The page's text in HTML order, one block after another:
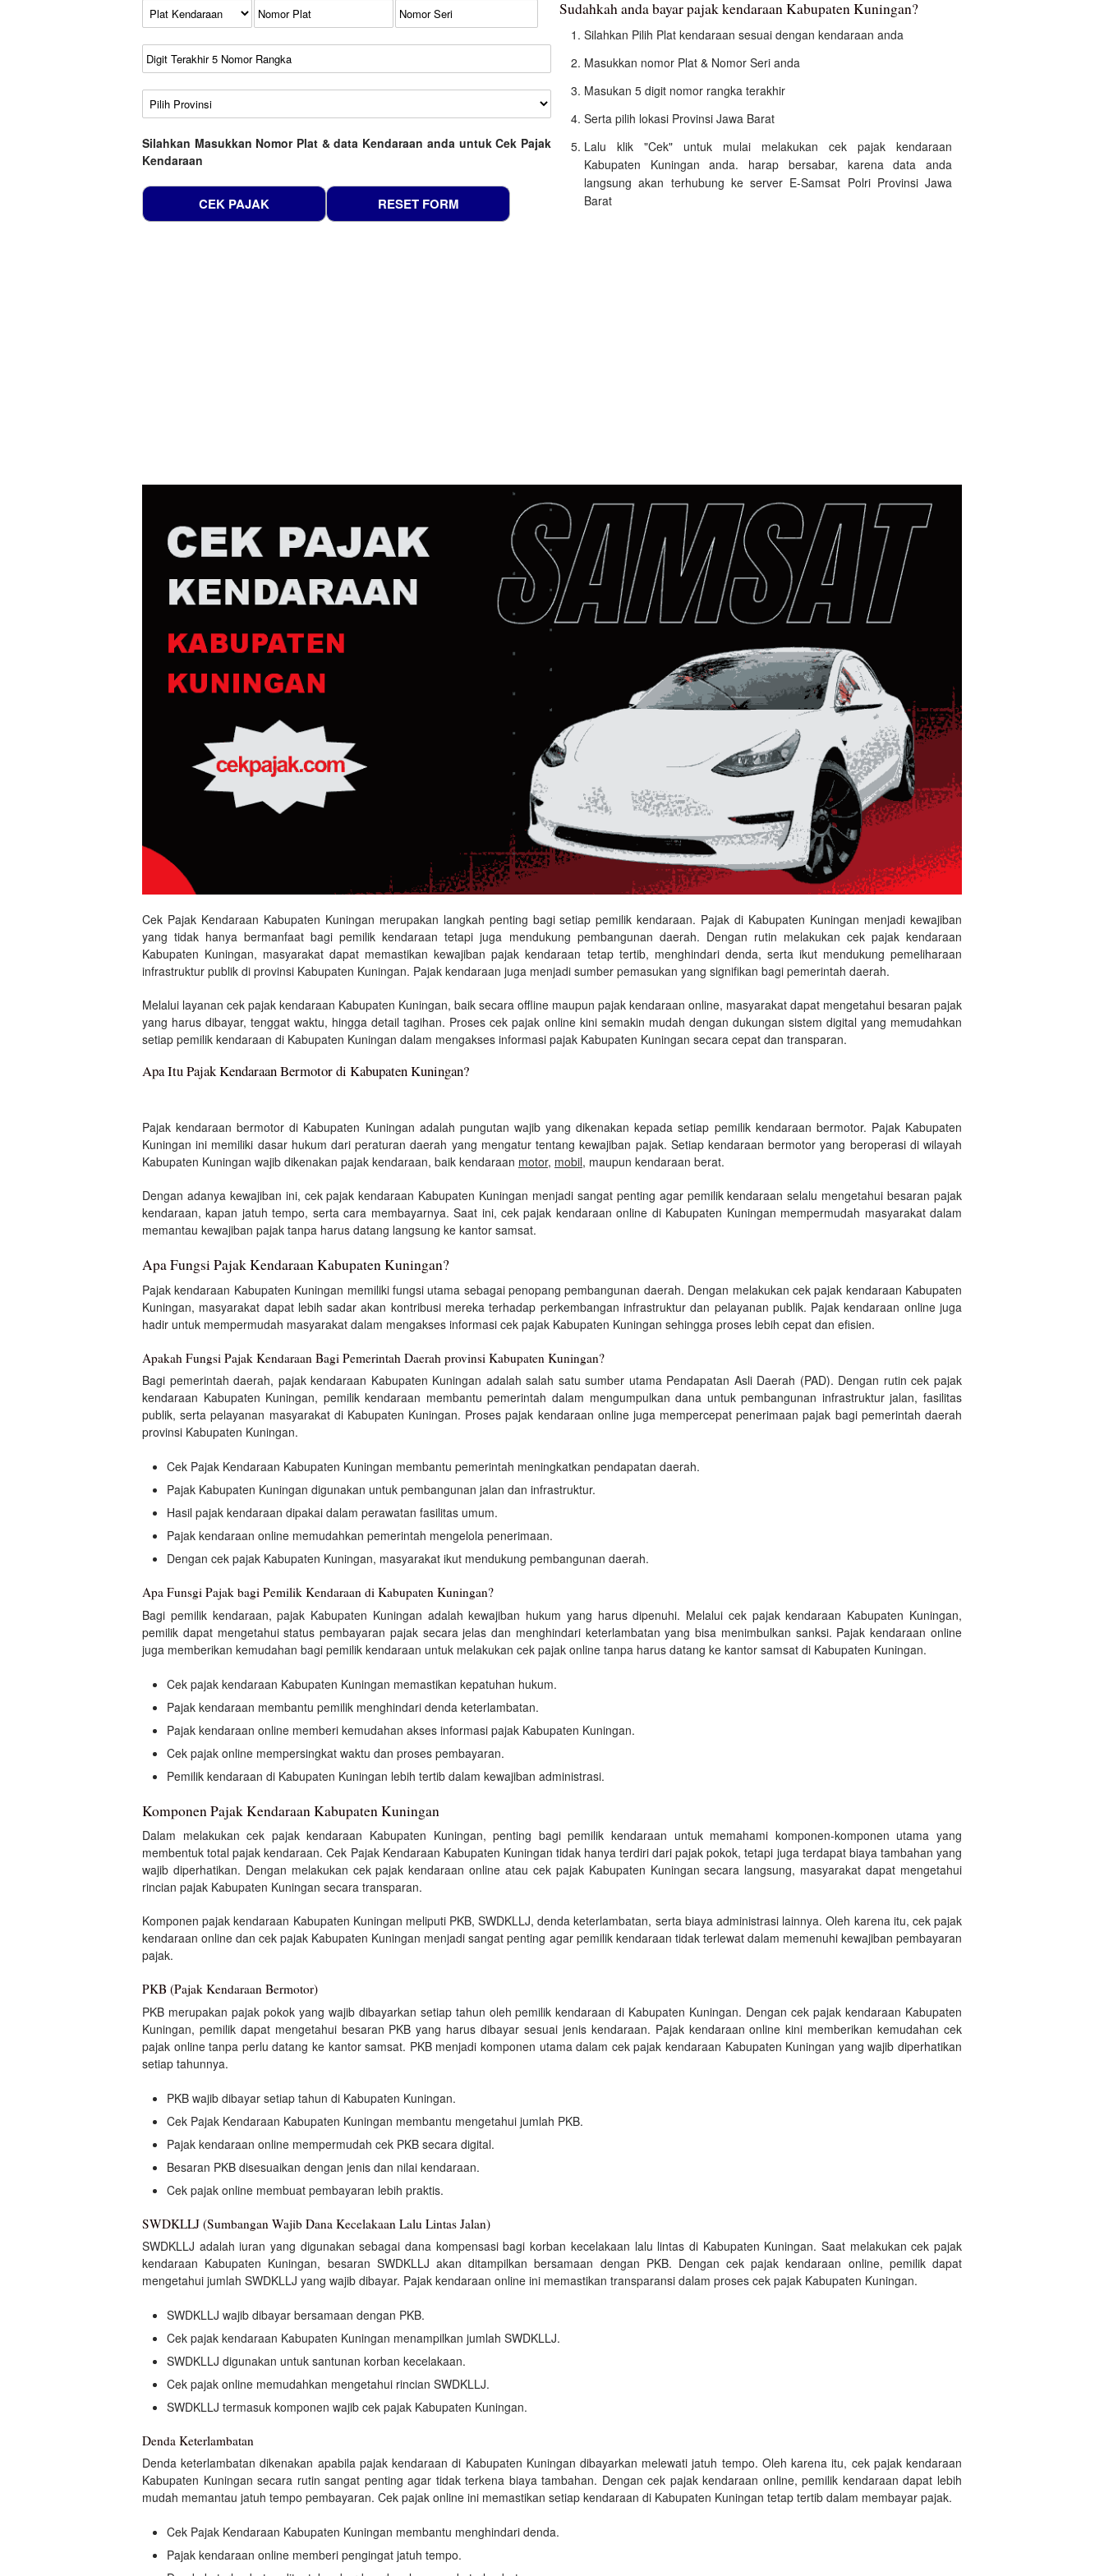
Kode Plat Kendaraan
No Plat
No Seri
No Rangka
Wilayah
Silahkan Masukkan Nomor Plat & data Kendaraan anda untuk Cek Pajak
Kendaraan
Sudahkah anda bayar pajak kendaraan Kabupaten Kuningan?
Silahkan Pilih Plat kendaraan sesuai dengan kendaraan anda
Masukkan nomor Plat & Nomor Seri anda
Masukan 5 digit nomor rangka terakhir
Serta pilih lokasi Provinsi Jawa Barat
Lalu klik "Cek" untuk mulai melakukan cek pajak kendaraan
Kabupaten Kuningan anda. harap bersabar, karena data anda
langsung akan terhubung ke server E-Samsat Polri Provinsi Jawa
Barat
Cek Pajak Kendaraan Kabupaten Kuningan merupakan langkah penting bagi setiap pemilik kendaraan. Pajak di Kabupaten Kuningan menjadi kewajiban
yang tidak hanya bermanfaat bagi pemilik kendaraan tetapi juga mendukung pembangunan daerah. Dengan rutin melakukan cek pajak kendaraan
Kabupaten Kuningan, masyarakat dapat memastikan kewajiban pajak kendaraan tetap tertib, menghindari denda, serta ikut mendukung pemeliharaan
infrastruktur publik di provinsi Kabupaten Kuningan. Pajak kendaraan juga menjadi sumber pemasukan yang signifikan bagi pemerintah daerah.
Melalui layanan cek pajak kendaraan Kabupaten Kuningan, baik secara offline maupun pajak kendaraan online, masyarakat dapat mengetahui besaran pajak
yang harus dibayar, tenggat waktu, hingga detail tagihan. Proses cek pajak online kini semakin mudah dengan dukungan sistem digital yang memudahkan
setiap pemilik kendaraan di Kabupaten Kuningan dalam mengakses informasi pajak Kabupaten Kuningan secara cepat dan transparan.
Apa Itu Pajak Kendaraan Bermotor di Kabupaten Kuningan?
Pajak kendaraan bermotor di Kabupaten Kuningan adalah pungutan wajib yang dikenakan kepada setiap pemilik kendaraan bermotor. Pajak Kabupaten
Kuningan ini memiliki dasar hukum dari peraturan daerah yang mengatur tentang kewajiban pajak. Setiap kendaraan bermotor yang beroperasi di wilayah
Kabupaten Kuningan wajib dikenakan pajak kendaraan, baik kendaraan motor, mobil, maupun kendaraan berat.
Dengan adanya kewajiban ini, cek pajak kendaraan Kabupaten Kuningan menjadi sangat penting agar pemilik kendaraan selalu mengetahui besaran pajak
kendaraan, kapan jatuh tempo, serta cara membayarnya. Saat ini, cek pajak kendaraan online di Kabupaten Kuningan mempermudah masyarakat dalam
memantau kewajiban pajak tanpa harus datang langsung ke kantor samsat.
Apa Fungsi Pajak Kendaraan Kabupaten Kuningan?
Pajak kendaraan Kabupaten Kuningan memiliki fungsi utama sebagai penopang pembangunan daerah. Dengan melakukan cek pajak kendaraan Kabupaten
Kuningan, masyarakat dapat lebih sadar akan kontribusi mereka terhadap perkembangan infrastruktur dan pelayanan publik. Pajak kendaraan online juga
hadir untuk mempermudah masyarakat dalam mengakses informasi cek pajak Kabupaten Kuningan sehingga proses lebih cepat dan efisien.
Apakah Fungsi Pajak Kendaraan Bagi Pemerintah Daerah provinsi Kabupaten Kuningan?
Bagi pemerintah daerah, pajak kendaraan Kabupaten Kuningan adalah salah satu sumber utama Pendapatan Asli Daerah (PAD). Dengan rutin cek pajak
kendaraan Kabupaten Kuningan, pemilik kendaraan membantu pemerintah dalam mengumpulkan dana untuk pembangunan infrastruktur jalan, fasilitas
publik, serta pelayanan masyarakat di Kabupaten Kuningan. Proses pajak kendaraan online juga mempercepat penerimaan pajak bagi pemerintah daerah
provinsi Kabupaten Kuningan.
Cek Pajak Kendaraan Kabupaten Kuningan membantu pemerintah meningkatkan pendapatan daerah.
Pajak Kabupaten Kuningan digunakan untuk pembangunan jalan dan infrastruktur.
Hasil pajak kendaraan dipakai dalam perawatan fasilitas umum.
Pajak kendaraan online memudahkan pemerintah mengelola penerimaan.
Dengan cek pajak Kabupaten Kuningan, masyarakat ikut mendukung pembangunan daerah.
Apa Funsgi Pajak bagi Pemilik Kendaraan di Kabupaten Kuningan?
Bagi pemilik kendaraan, pajak Kabupaten Kuningan adalah kewajiban hukum yang harus dipenuhi. Melalui cek pajak kendaraan Kabupaten Kuningan,
pemilik dapat mengetahui status pembayaran pajak secara jelas dan menghindari keterlambatan yang bisa menimbulkan sanksi. Pajak kendaraan online
juga memberikan kemudahan bagi pemilik kendaraan untuk melakukan cek pajak online tanpa harus datang ke kantor samsat di Kabupaten Kuningan.
Cek pajak kendaraan Kabupaten Kuningan memastikan kepatuhan hukum.
Pajak kendaraan membantu pemilik menghindari denda keterlambatan.
Pajak kendaraan online memberi kemudahan akses informasi pajak Kabupaten Kuningan.
Cek pajak online mempersingkat waktu dan proses pembayaran.
Pemilik kendaraan di Kabupaten Kuningan lebih tertib dalam kewajiban administrasi.
Komponen Pajak Kendaraan Kabupaten Kuningan
Dalam melakukan cek pajak kendaraan Kabupaten Kuningan, penting bagi pemilik kendaraan untuk memahami komponen-komponen utama yang
membentuk total pajak kendaraan. Cek Pajak Kendaraan Kabupaten Kuningan tidak hanya terdiri dari pajak pokok, tetapi juga terdapat biaya tambahan yang
wajib diperhatikan. Dengan melakukan cek pajak kendaraan online atau cek pajak Kabupaten Kuningan secara langsung, masyarakat dapat mengetahui
rincian pajak Kabupaten Kuningan secara transparan.
Komponen pajak kendaraan Kabupaten Kuningan meliputi PKB, SWDKLLJ, denda keterlambatan, serta biaya administrasi lainnya. Oleh karena itu, cek pajak
kendaraan online dan cek pajak Kabupaten Kuningan menjadi sangat penting agar pemilik kendaraan tidak terlewat dalam memenuhi kewajiban pembayaran
pajak.
PKB (Pajak Kendaraan Bermotor)
PKB merupakan pajak pokok yang wajib dibayarkan setiap tahun oleh pemilik kendaraan di Kabupaten Kuningan. Dengan cek pajak kendaraan Kabupaten
Kuningan, pemilik dapat mengetahui besaran PKB yang harus dibayar sesuai jenis kendaraan. Pajak kendaraan online kini memberikan kemudahan cek
pajak online tanpa perlu datang ke kantor samsat. PKB menjadi komponen utama dalam cek pajak kendaraan Kabupaten Kuningan yang wajib diperhatikan
setiap tahunnya.
PKB wajib dibayar setiap tahun di Kabupaten Kuningan.
Cek Pajak Kendaraan Kabupaten Kuningan membantu mengetahui jumlah PKB.
Pajak kendaraan online mempermudah cek PKB secara digital.
Besaran PKB disesuaikan dengan jenis dan nilai kendaraan.
Cek pajak online membuat pembayaran lebih praktis.
SWDKLLJ (Sumbangan Wajib Dana Kecelakaan Lalu Lintas Jalan)
SWDKLLJ adalah iuran yang digunakan sebagai dana kompensasi bagi korban kecelakaan lalu lintas di Kabupaten Kuningan. Saat melakukan cek pajak
kendaraan Kabupaten Kuningan, besaran SWDKLLJ akan ditampilkan bersamaan dengan PKB. Dengan cek pajak kendaraan online, pemilik dapat
mengetahui jumlah SWDKLLJ yang wajib dibayar. Pajak kendaraan online ini memastikan transparansi dalam proses cek pajak Kabupaten Kuningan.
SWDKLLJ wajib dibayar bersamaan dengan PKB.
Cek pajak kendaraan Kabupaten Kuningan menampilkan jumlah SWDKLLJ.
SWDKLLJ digunakan untuk santunan korban kecelakaan.
Cek pajak online memudahkan mengetahui rincian SWDKLLJ.
SWDKLLJ termasuk komponen wajib cek pajak Kabupaten Kuningan.
Denda Keterlambatan
Denda keterlambatan dikenakan apabila pajak kendaraan di Kabupaten Kuningan dibayarkan melewati jatuh tempo. Oleh karena itu, cek pajak kendaraan
Kabupaten Kuningan secara rutin sangat penting agar tidak terkena biaya tambahan. Dengan cek pajak kendaraan online, pemilik kendaraan dapat lebih
mudah memantau jatuh tempo pembayaran. Cek pajak online ini memastikan setiap kendaraan di Kabupaten Kuningan tetap tertib dalam membayar pajak.
Cek Pajak Kendaraan Kabupaten Kuningan membantu menghindari denda.
Pajak kendaraan online memberi pengingat jatuh tempo.